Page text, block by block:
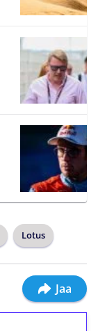
Lotus
Jaa